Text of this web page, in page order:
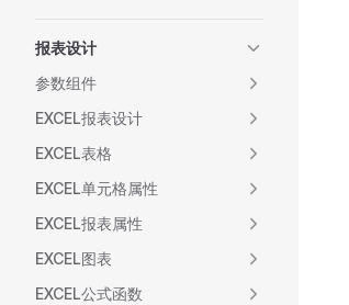
报表设计
参数组件
EXCEL报表设计
EXCEL表格
EXCEL单元格属性
EXCEL报表属性
EXCEL图表
EXCEL公式函数